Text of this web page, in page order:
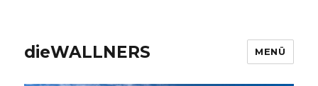
dieWALLNERS MENÜ